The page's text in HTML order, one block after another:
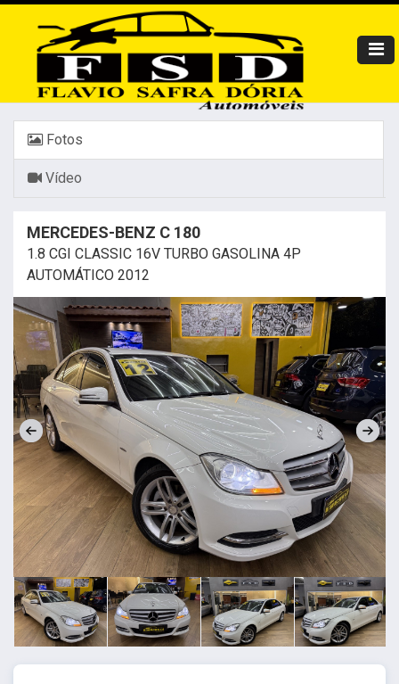
Fotos
Vídeo
MERCEDES-BENZ C 180
1.8 CGI CLASSIC 16V TURBO GASOLINA 4P
AUTOMÁTICO 2012